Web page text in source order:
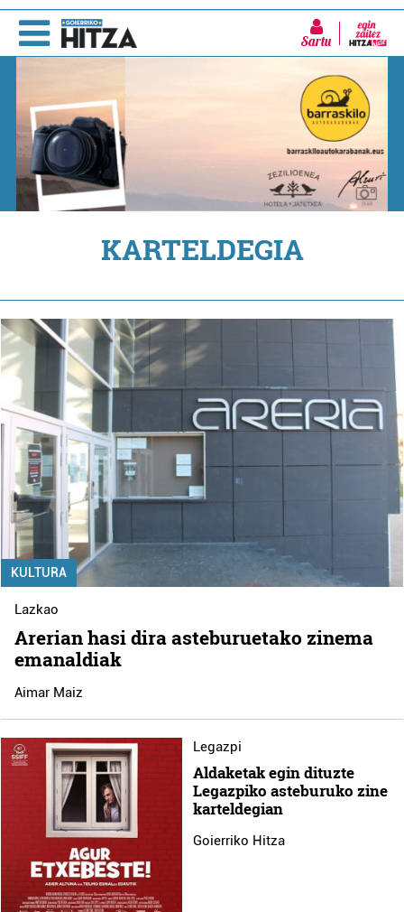
Sartu
KARTELDEGIA
KULTURA
Lazkao
Arerian hasi dira asteburuetako zinema
emanaldiak
Aimar Maiz
Legazpi
Aldaketak egin dituzte
Legazpiko asteburuko zine
karteldegian
Goierriko Hitza